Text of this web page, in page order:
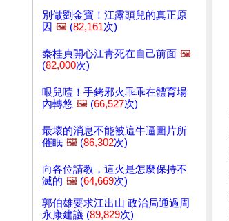
別做劉金寶！江露頭兒的真正原
因 🖼️ (82,161次)
秦桂貞開心江青死在自己前面 🖼️
(82,000次)
哏兒噎！手銬邪火乖乖在體育場
內轉悠 🖼️ (66,527次)
最壞的消息不能被這牛逼圖片所
催眠 🖼️ (86,302次)
向各位請教，這火是怎麼保持不
滅的 🖼️ (64,669次)
郭伯雄要求江出山 政治局通過周
永康建議 (89,829次)